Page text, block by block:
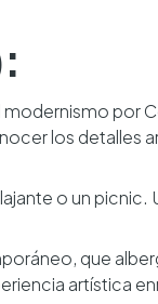
modernismo por
los detalles
o un picnic.
que
artística